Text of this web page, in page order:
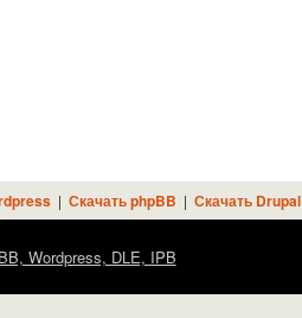
| Скачать phpBB | Скачать Drupal
Wordpress, DLE, IPB